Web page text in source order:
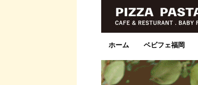
ホーム ベビフェ福岡